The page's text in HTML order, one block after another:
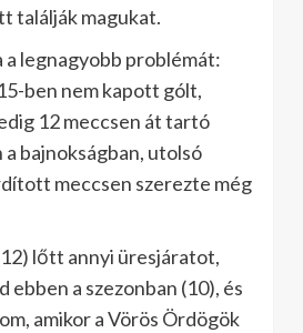
találják magukat.
a legnagyobb problémát:
ben nem kapott gólt,
12 meccsen át tartó
a bajnokságban, utolsó
meccsen szerezte még
lőtt annyi üresjáratot,
ebben a szezonban (10), és
amikor a Vörös Ördögök